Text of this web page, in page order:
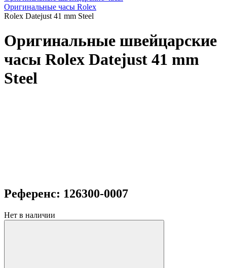
Оригинальные часы Rolex
Rolex Datejust 41 mm Steel
Оригинальные швейцарские
часы Rolex Datejust 41 mm
Steel
Референс: 126300-0007
Нет в наличии